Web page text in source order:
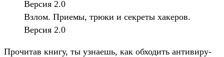
Взлом. При­емы, трю­ки и сек­реты хакеров.
Вер­сия 2.0
Про­читав кни­гу, ты узна­ешь, как обхо­дить анти­виру­